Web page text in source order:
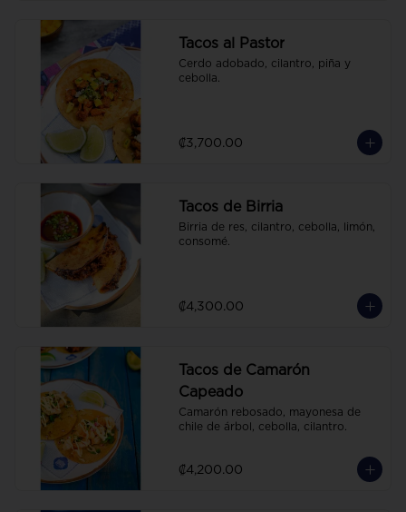
Tacos al Pastor
Cerdo adobado, cilantro, piña y
cebolla.
₡3,700.00
Tacos de Birria
Birria de res, cilantro, cebolla, limón,
consomé.
₡4,300.00
Tacos de Camarón
Capeado
Camarón rebosado, mayonesa de
chile de árbol, cebolla, cilantro.
₡4,200.00